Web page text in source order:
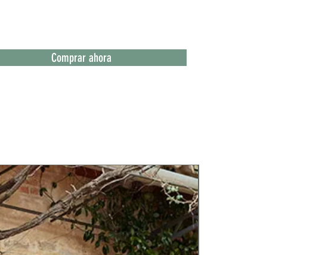
Comprar ahora